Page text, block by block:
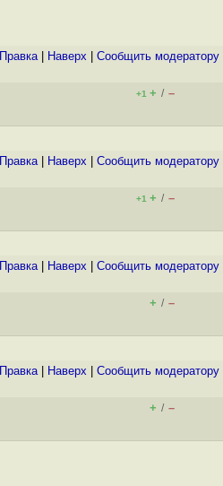
Правка| Наверх Cообщить модератору
+1 + / –
Правка| Наверх Cообщить модератору
+1 + / –
Правка| Наверх Cообщить модератору
+ / –
Правка| Наверх Cообщить модератору
+ / –